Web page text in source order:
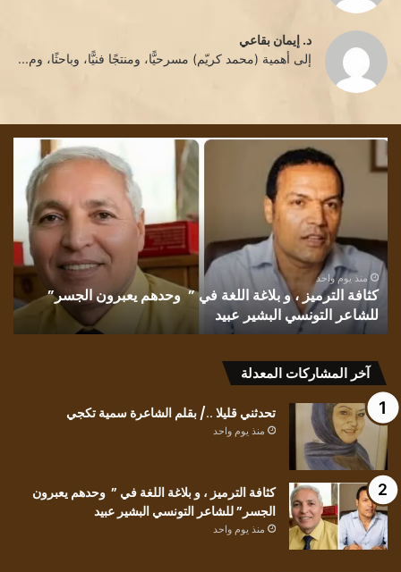
د. إيمان بقاعي
إلى أهمية (محمد كريّم) مسرحيًّا، ومنتجًا فنيًّا، وباحثًا، وم...
كثافة
الترميز
اللغة
في
” وحدهم
يعبرون
الجسر”
للشاعر
البشير
عبيد
منذ يوم واحد
كثافة الترميز ، و بلاغة اللغة في ” وحدهم يعبرون الجسر”
للشاعر التونسي البشير عبيد
آخر المشاركات المعدلة
تحدثني قليلا ../ بقلم الشاعرة سمية تكجي
منذ يوم واحد
كثافة الترميز ، و بلاغة اللغة في ” وحدهم يعبرون
الجسر” للشاعر التونسي البشير عبيد
منذ يوم واحد